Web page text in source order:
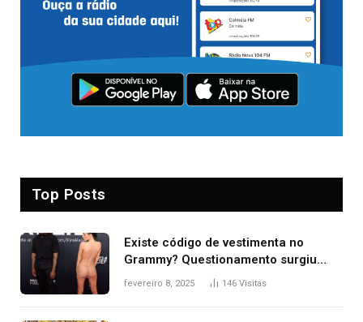
Top Posts
Existe código de vestimenta no
Grammy? Questionamento surgiu
após Bianca Censori, mulher de
fevereiro 8, 2025 146 Visitas